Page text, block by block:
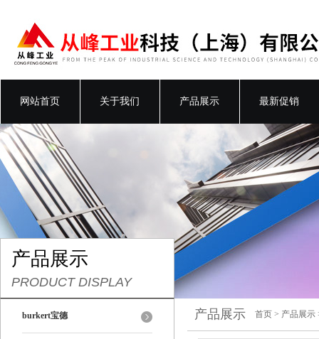
网站首页 关于我们 产品展示 最新促销
产品展示
PRODUCT DISPLAY
burkert宝德 产品展示 首页 > 产品展示